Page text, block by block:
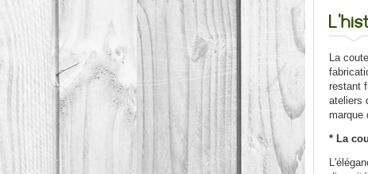
La
restant
ateliers
marque
* La